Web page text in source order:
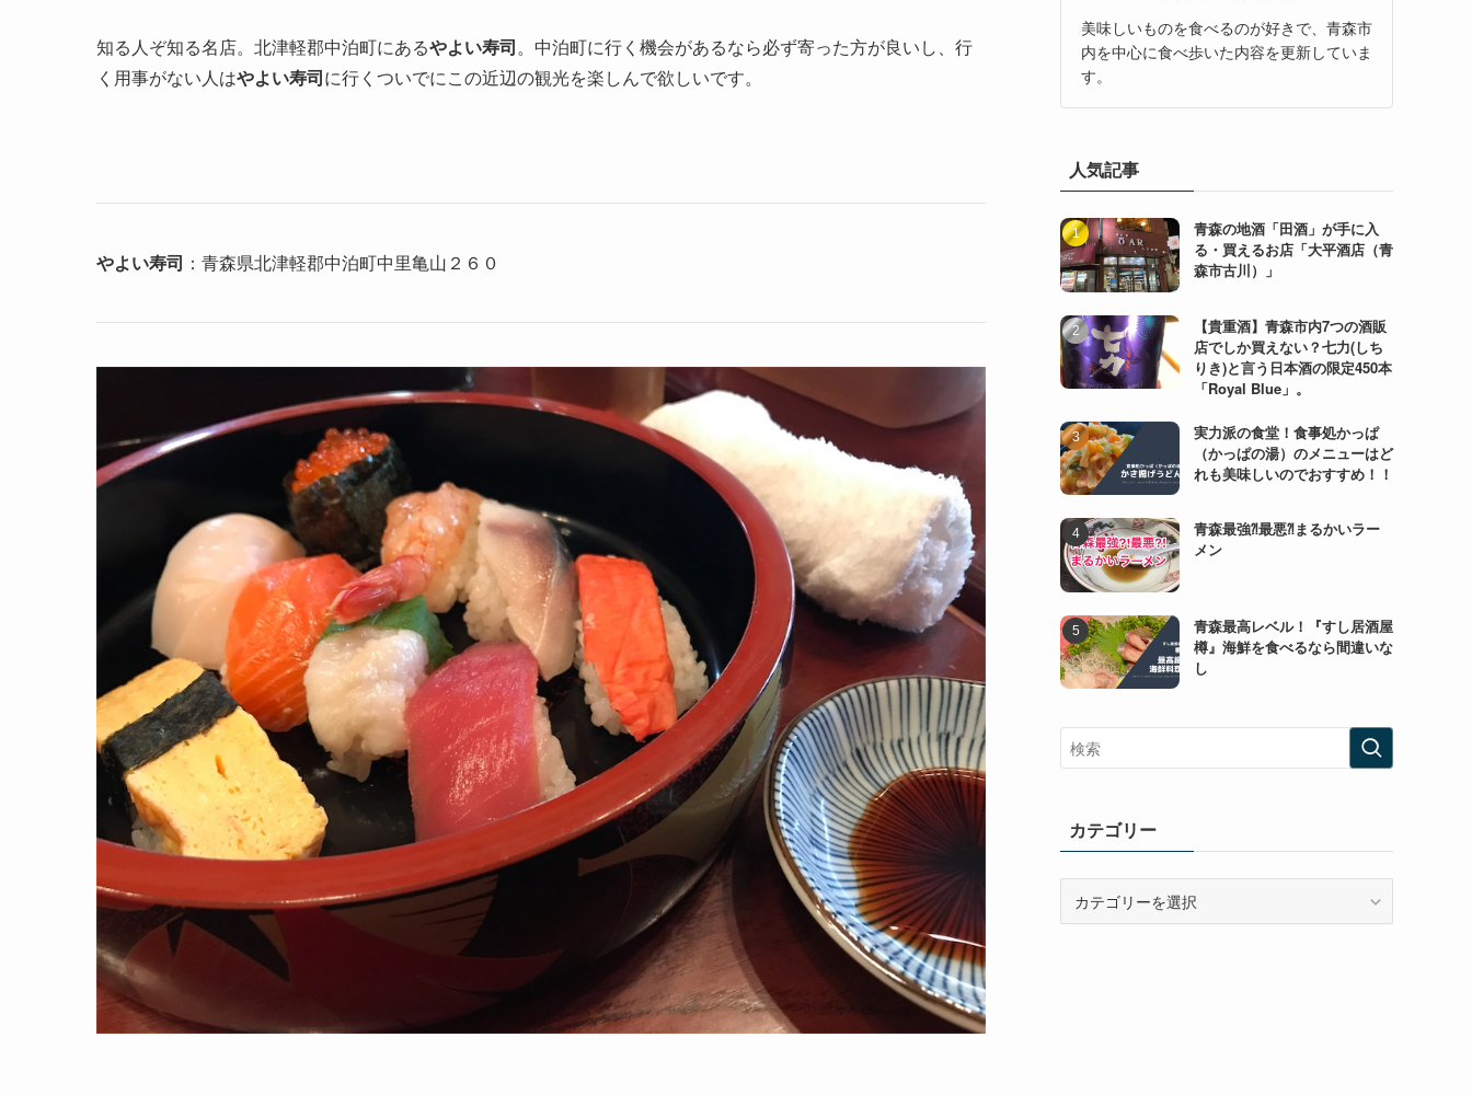
知る人ぞ知る名店。北津軽郡中泊町にあるやよい寿司。中泊町に行く機会があるなら必ず寄った方が良いし、行
く用事がない人はやよい寿司に行くついでにこの近辺の観光を楽しんで欲しいです。
やよい寿司 ：青森県北津軽郡中泊町中里亀山２６０
美味しいものを食べるのが好きで、青森市
内を中心に食べ歩いた内容を更新していま
す。
人気記事
青森の地酒「田酒」が手に入
る・買えるお店「大平酒店（青
森市古川）」
【貴重酒】青森市内7つの酒販
店でしか買えない？七力(しち
りき)と言う日本酒の限定450本
「Royal Blue」。
実力派の食堂！食事処かっぱ
（かっぱの湯）のメニューはど
れも美味しいのでおすすめ！！
青森最強⁈最悪⁈まるかいラー
メン
青森最高レベル！『すし居酒屋
樽』海鮮を食べるなら間違いな
し
カテゴリー